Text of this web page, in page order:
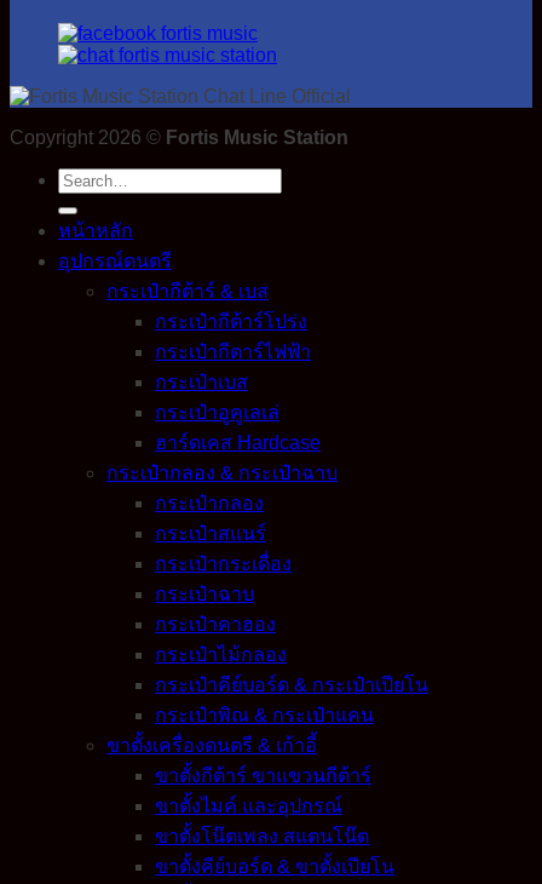
Copyright 2026 © Fortis Music Station
Search
for:
หน้าหลัก
อุปกรณ์ดนตรี
กระเป๋ากีต้าร์ & เบส
กระเป๋ากีต้าร์โปร่ง
กระเป๋ากีตาร์ไฟฟ้า
กระเป๋าเบส
กระเป๋าอูคูเลเล่
ฮาร์ดเคส Hardcase
กระเป๋ากลอง & กระเป๋าฉาบ
กระเป๋ากลอง
กระเป๋าสแนร์
กระเป๋ากระเดื่อง
กระเป๋าฉาบ
กระเป๋าคาฮอง
กระเป๋าไม้กลอง
กระเป๋าคีย์บอร์ด & กระเป๋าเปียโน
กระเป๋าพิณ & กระเป๋าแคน
ขาตั้งเครื่องดนตรี & เก้าอี้
ขาตั้งกีต้าร์ ขาแขวนกีต้าร์
ขาตั้งไมค์ และอุปกรณ์
ขาตั้งโน๊ตเพลง สแตนโน๊ต
ขาตั้งคีย์บอร์ด & ขาตั้งเปียโน